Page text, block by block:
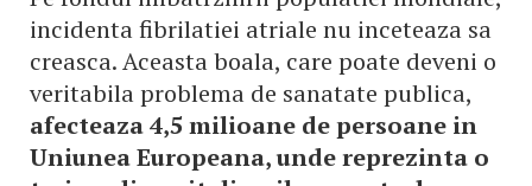
incidenta fibrilatiei atriale nu inceteaza sa
creasca. Aceasta boala, care poate deveni o
veritabila problema de sanatate publica,
afecteaza 4,5 milioane de persoane in
Uniunea Europeana, unde reprezinta o